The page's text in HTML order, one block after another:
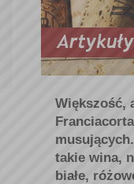
Większość,
takie wina,
białe,